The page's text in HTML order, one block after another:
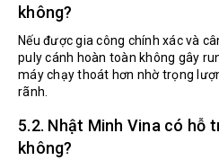
không?
Nếu được gia công chính xác và
puly cánh hoàn toàn không gây
máy chạy thoát hơn nhờ trọng
rãnh.
5.2. Nhật Minh Vina có hỗ
không?